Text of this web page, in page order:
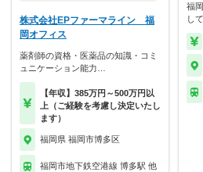
株式会社EPファーマライン 福
岡オフィス
薬剤師の資格・医薬品の知識・コミ
ュニケーション能力…
【年収】385万円～500万円以
上（ご経験を考慮し決定いたし
ます）
福岡県 福岡市博多区
福岡市地下鉄空港線 博多駅 他
福
し